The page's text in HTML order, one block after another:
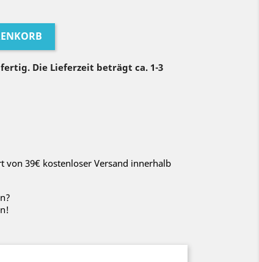
Die Lieferzeit beträgt ca. 1-3
von 39€ kostenloser Versand innerhalb